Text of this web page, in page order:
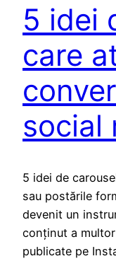
5 idei
care
social
5 idei de
sau postările
devenit un
conținut a
publicate pe